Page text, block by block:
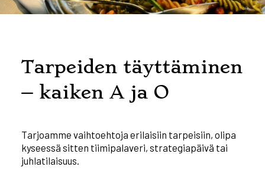
Tarpeiden täyttäminen
– kaiken A ja O
Tarjoamme vaihtoehtoja erilaisiin tarpeisiin, olipa
kyseessä sitten tiimipalaveri, strategiapäivä tai
juhlatilaisuus.